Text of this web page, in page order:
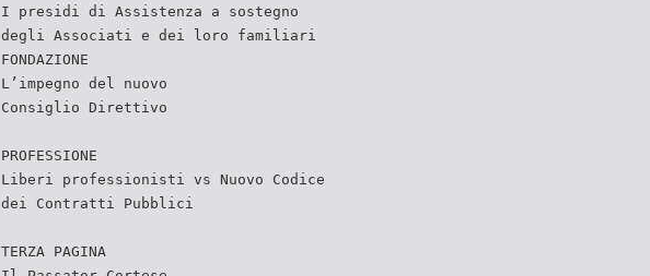
I presidi di Assistenza a sostegno
degli Associati e dei loro familiari
FONDAZIONE
L’impegno del nuovo
Consiglio Direttivo
PROFESSIONE
Liberi professionisti vs Nuovo Codice
dei Contratti Pubblici
TERZA PAGINA